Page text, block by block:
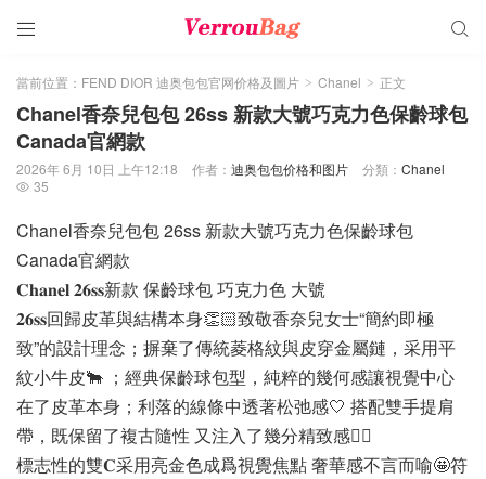
 
當前位置： FEND DIOR 迪奥包包官网价格及圖片 > Chanel > 正文
Chanel香奈兒包包 26ss 新款大號巧克力色保齡球包
Canada官網款
2026年 6月 10日 上午12:18 作者： 迪奥包包价格和图片 分類： Chanel
 35
Chanel香奈兒包包 26ss 新款大號巧克力色保齡球包
Canada官網款
𝐂𝐡𝐚𝐧𝐞𝐥 𝟐𝟔𝐬𝐬新款 保齡球包 巧克力色 大號
𝟐𝟔𝐬𝐬回歸皮革與結構本身👏🏻致敬香奈兒女士“簡約即極
致”的設計理念；摒棄了傳統菱格紋與皮穿金屬鏈，采用平
紋小牛皮🐂 ；經典保齡球包型，純粹的幾何感讓視覺中心
在了皮革本身；利落的線條中透著松弛感🤍 搭配雙手提肩
帶，既保留了複古隨性 又注入了幾分精致感🤵‍♀️
標志性的雙𝐂采用亮金色成爲視覺焦點 奢華感不言而喻🤩符